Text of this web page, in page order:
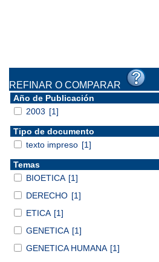
REFINAR O COMPARAR
Año de Publicación
2003 [1]
Tipo de documento
texto impreso [1]
Temas
BIOETICA [1]
DERECHO [1]
ETICA [1]
GENETICA [1]
GENETICA HUMANA [1]